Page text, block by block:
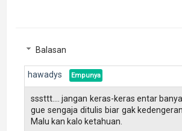
Balasan
hawadys
sssttt.... jangan keras-keras entar
gue sengaja ditulis biar gak
Malu kan kalo ketahuan.